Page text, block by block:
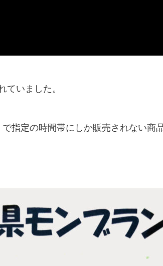
ていました。
指定の時間帯にしか販売されない商